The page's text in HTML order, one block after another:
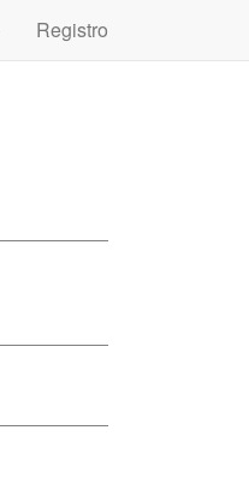
Registro